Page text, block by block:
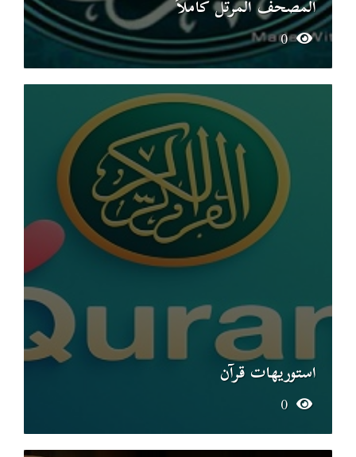
المصحف المرتل كاملاً
0
استوريهات قرآن